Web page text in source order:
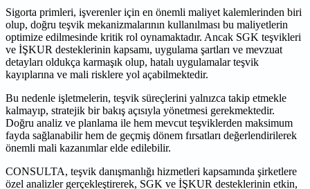
Sigorta primleri, işverenler için en önemli maliyet kalemlerinden biri
olup, doğru teşvik mekanizmalarının kullanılması bu maliyetlerin
optimize edilmesinde kritik rol oynamaktadır. Ancak SGK teşvikleri
ve İŞKUR desteklerinin kapsamı, uygulama şartları ve mevzuat
detayları oldukça karmaşık olup, hatalı uygulamalar teşvik
kayıplarına ve mali risklere yol açabilmektedir.
Bu nedenle işletmelerin, teşvik süreçlerini yalnızca takip etmekle
kalmayıp, stratejik bir bakış açısıyla yönetmesi gerekmektedir.
Doğru analiz ve planlama ile hem mevcut teşviklerden maksimum
fayda sağlanabilir hem de geçmiş dönem fırsatları değerlendirilerek
önemli mali kazanımlar elde edilebilir.
CONSULTA, teşvik danışmanlığı hizmetleri kapsamında şirketlere
özel analizler gerçekleştirerek, SGK ve İŞKUR desteklerinin etkin,